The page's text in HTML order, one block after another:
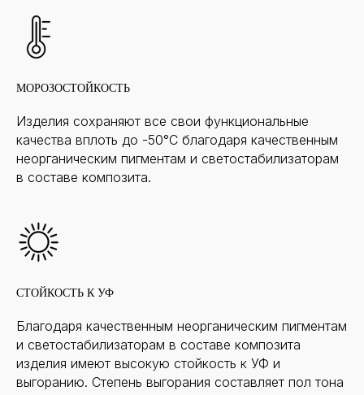
МОРОЗОСТОЙКОСТЬ
Изделия сохраняют все свои функциональные
качества вплоть до -50°С благодаря качественным
неорганическим пигментам и светостабилизаторам
в составе композита.
СТОЙКОСТЬ К УФ
Благодаря качественным неорганическим пигментам
и светостабилизаторам в составе композита
изделия имеют высокую стойкость к УФ и
выгоранию. Степень выгорания составляет пол тона